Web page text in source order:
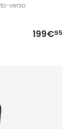
verso
199€95